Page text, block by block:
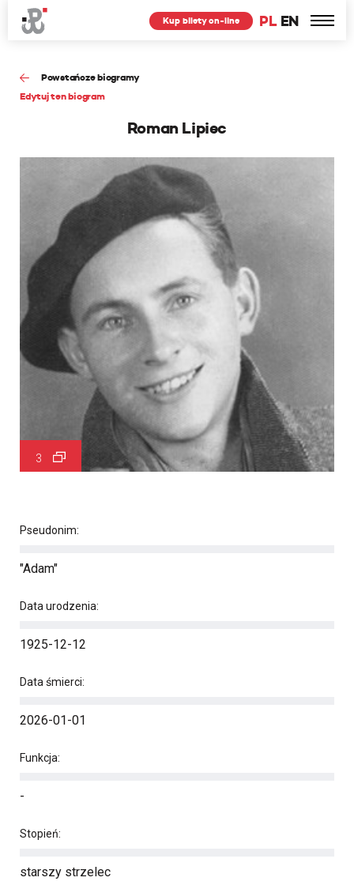
PL EN
Kup bilety on-line
Powstańcze biogramy
Edytuj ten biogram
Roman Lipiec
3
Pseudonim:
"Adam"
Data urodzenia:
1925-12-12
Data śmierci:
2026-01-01
Funkcja:
-
Stopień:
starszy strzelec